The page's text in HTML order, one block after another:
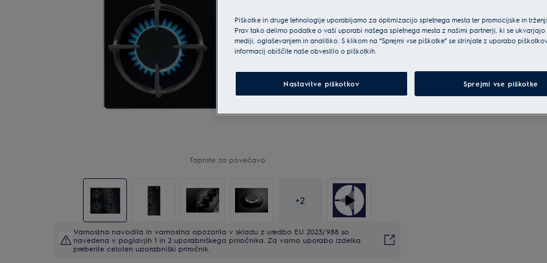
Tapnite za povečavo
+2
Varnostna navodila in varnostna opozorila v skladu z uredbo EU 2023/988 so
navedena v poglavjih 1 in 2 uporabniškega priročnika. Za varno uporabo izdelka
preberite celoten uporabniški priročnik.
Piškotke in druge tehnologije uporabljamo za optimizacijo spletnega mesta ter promocijske in
Prav tako delimo podatke o vaši uporabi našega spletnega mesta z našimi partnerji, ki se ukvarjajo
mediji, oglaševanjem in analitiko. S klikom na “Sprejmi vse piškotke” se strinjate z uporabo
informacij obiščite naše obvestilo o piškotkih.
Nastavitve piškotkov Sprejmi vse piškotke